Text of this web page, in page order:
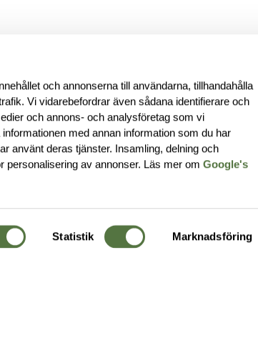
och annonserna till användarna, tillhandahålla
Vi vidarebefordrar även sådana identifierare och
och annons- och analysföretag som vi
med annan information som du har
använt deras tjänster. Insamling, delning och
personalisering av annonser. Läs mer omGoogle's
Statistik Marknadsföring